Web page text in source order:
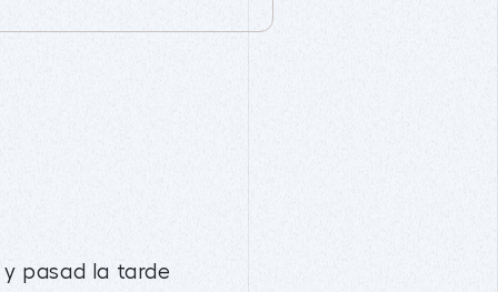
pasad la tarde